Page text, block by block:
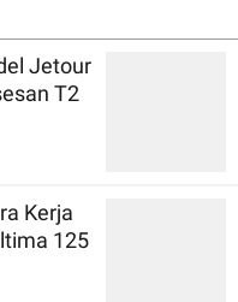
Jetour
T2
Kerja
125